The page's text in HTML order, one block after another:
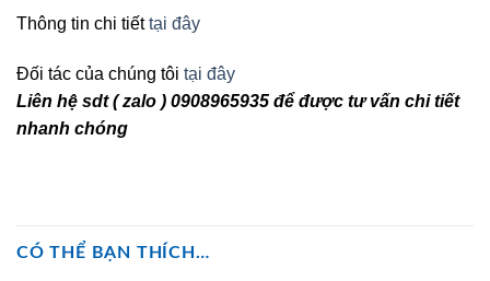
Thông tin chi tiếttại đây
Đối tác của chúng tôi tại đây
Liên hệ sdt ( zalo ) 0908965935 để được tư vấn chi tiết
nhanh chóng
CÓ THỂ BẠN THÍCH…